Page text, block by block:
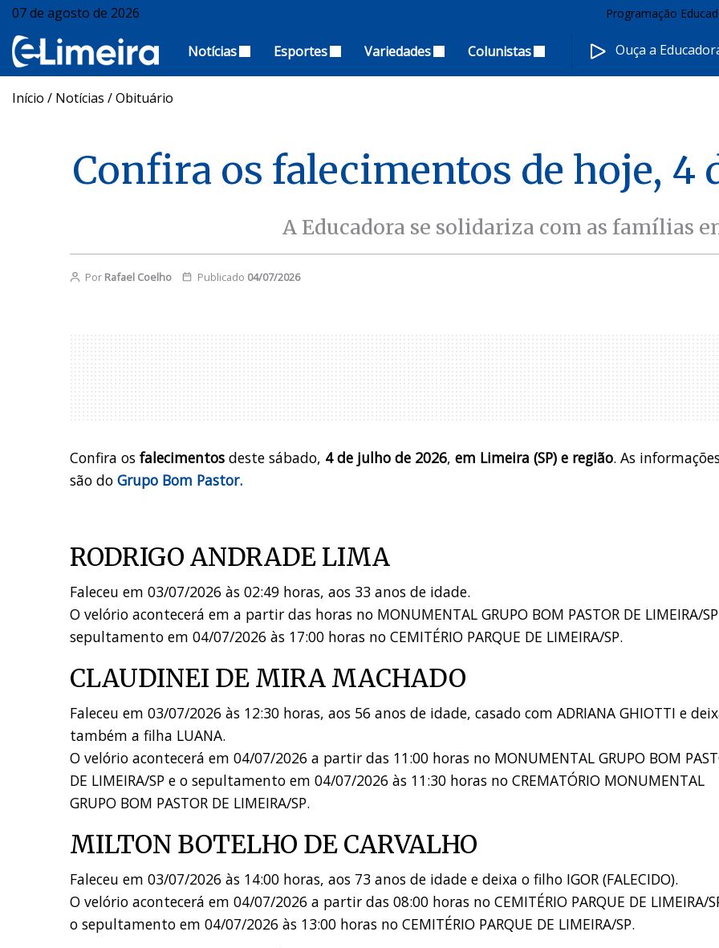
07 de agosto de 2026 Programação
Notícias Esportes Variedades Colunistas Ouça a
Início / Notícias /Obituário
Confira os falecimentos de hoje, 4
A Educadora se solidariza com as famílias
Por Rafael Coelho Publicado 04/07/2026
Confira os falecimentos deste sábado, 4 de julho de 2026, em Limeira (SP) e região. As
são do Grupo Bom Pastor.
RODRIGO ANDRADE LIMA
Faleceu em 03/07/2026 às 02:49 horas, aos 33 anos de idade.
O velório acontecerá em a partir das horas no MONUMENTAL GRUPO BOM PASTOR DE LIMEIRA/
sepultamento em 04/07/2026 às 17:00 horas no CEMITÉRIO PARQUE DE LIMEIRA/SP.
CLAUDINEI DE MIRA MACHADO
Faleceu em 03/07/2026 às 12:30 horas, aos 56 anos de idade, casado com ADRIANA GHIOTTI e
também a filha LUANA.
O velório acontecerá em 04/07/2026 a partir das 11:00 horas no MONUMENTAL GRUPO BOM
DE LIMEIRA/SP e o sepultamento em 04/07/2026 às 11:30 horas no CREMATÓRIO MONUMENTAL
GRUPO BOM PASTOR DE LIMEIRA/SP.
MILTON BOTELHO DE CARVALHO
Faleceu em 03/07/2026 às 14:00 horas, aos 73 anos de idade e deixa o filho IGOR (FALECIDO).
O velório acontecerá em 04/07/2026 a partir das 08:00 horas no CEMITÉRIO PARQUE DE LIMEIRA/
o sepultamento em 04/07/2026 às 13:00 horas no CEMITÉRIO PARQUE DE LIMEIRA/SP.